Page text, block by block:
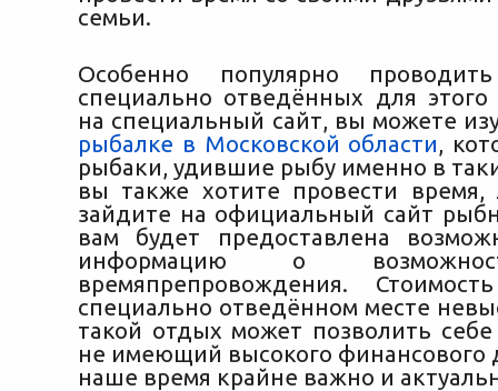
семьи.
Особенно популярно
специально отведённых для этого
на специальный сайт, вы можете
рыбалке в Московской области,
рыбаки, удившие рыбу именно в
вы также хотите провести время,
зайдите на официальный сайт
вам будет предоставлена
информацию о
времяпрепровождения.
специально отведённом месте
такой отдых может позволить
не имеющий высокого финансового
наше время крайне важно и